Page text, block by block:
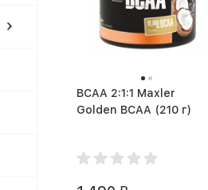
BCAA 2:1:1 Maxler
Golden BCAA (210 г)